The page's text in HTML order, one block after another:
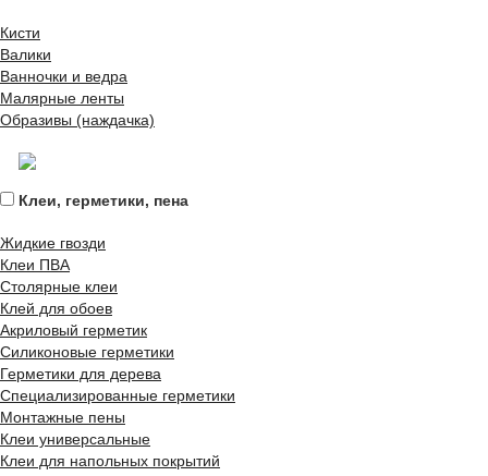
Кисти
Валики
Ванночки и ведра
Малярные ленты
Образивы (наждачка)
Клеи, герметики, пена
Жидкие гвозди
Клеи ПВА
Столярные клеи
Клей для обоев
Акриловый герметик
Силиконовые герметики
Герметики для дерева
Специализированные герметики
Монтажные пены
Клеи универсальные
Клеи для напольных покрытий